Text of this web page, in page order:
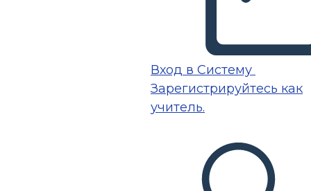
Вход в Систему
Зарегистрируйтесь как
учитель.